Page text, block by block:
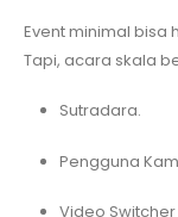
Event minimal bisa
Tapi, acara skala
Sutradara.
Pengguna
Video